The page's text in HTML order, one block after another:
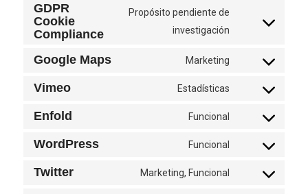
service
analytics
GDPR
Cookie
Compliance
Propósito pendiente de
investigación
Consent
service
compliance
Google Maps Marketing
Consent
google-
Vimeo Estadísticas
Consent
Enfold Funcional
Consent
enfold
WordPress Funcional
Consent
Twitter Marketing, Funcional
Consent